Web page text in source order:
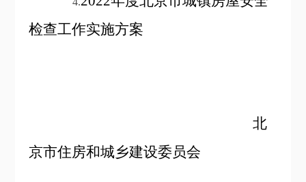
检查工作实施方案
北
京市住房和城乡建设委员会